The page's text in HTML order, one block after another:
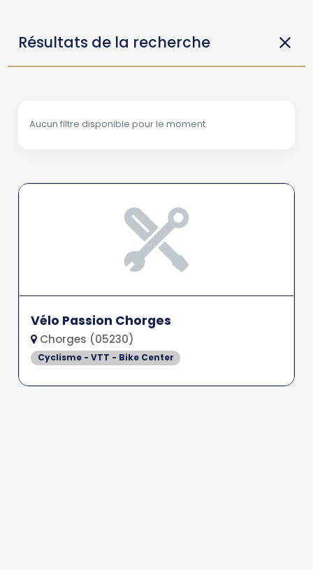
Résultats de la recherche
Aucun filtre disponible pour le moment.
Vélo Passion Chorges
Chorges (05230)
Cyclisme - VTT - Bike Center